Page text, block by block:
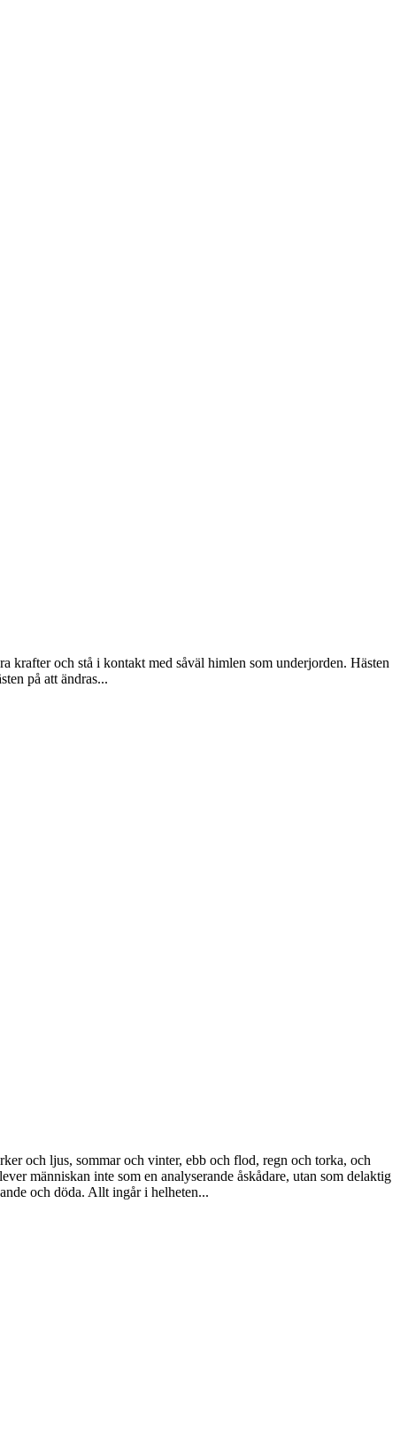
krafter och stå i kontakt med såväl himlen som underjorden. Hästen
på att ändras...
och ljus, sommar och vinter, ebb och flod, regn och torka, och
människan inte som en analyserande åskådare, utan som delaktig
och döda. Allt ingår i helheten...